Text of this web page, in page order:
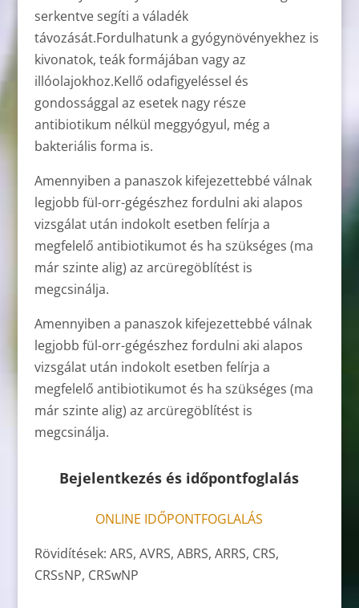
serkentve segíti a váladék
távozását.Fordulhatunk a gyógynövényekhez is
kivonatok, teák formájában vagy az
illóolajokhoz.Kellő odafigyeléssel és
gondossággal az esetek nagy része
antibiotikum nélkül meggyógyul, még a
bakteriális forma is.
Amennyiben a panaszok kifejezettebbé válnak
legjobb fül-orr-gégészhez fordulni aki alapos
vizsgálat után indokolt esetben felírja a
megfelelő antibiotikumot és ha szükséges (ma
már szinte alig) az arcüregöblítést is
megcsinálja.
Amennyiben a panaszok kifejezettebbé válnak
legjobb fül-orr-gégészhez fordulni aki alapos
vizsgálat után indokolt esetben felírja a
megfelelő antibiotikumot és ha szükséges (ma
már szinte alig) az arcüregöblítést is
megcsinálja.
Bejelentkezés és időpontfoglalás
ONLINE IDŐPONTFOGLALÁS
Rövidítések: ARS, AVRS, ABRS, ARRS, CRS,
CRSsNP, CRSwNP